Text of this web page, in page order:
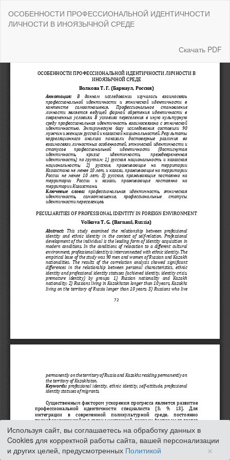
Подробностям
ОСОБЕННОСТИ ПРОФЕССИОНАЛЬНОЙ ИДЕНТИЧНОСТИ
ЛИЧНОСТИ В ИНОЯЗЫЧНОЙ СРЕДЕ
Скачать
Скачать PDF
Используя сайт, вы соглашаетесь на обработку данных в
Cookies для корректной работы сайта, вашей персонализации
и других целей, предусмотренных Политикой ×